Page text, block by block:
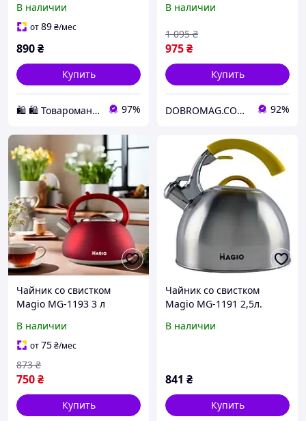
В наличии
от89₴/мес
890₴
Купить
🛍️ 🛍️ Товаромания 🛍️ 🛍️ 97%
В наличии
975₴
1 095 ₴
Купить
DOBROMAG.COM.UA - ДОБРОМАГ 92%
Чайник со свистком
Magio MG-1193 3 л
В наличии
от75₴/мес
750₴
873 ₴
Купить
Чайник со свистком
Magio MG-1191 2,5л.
В наличии
841 ₴
Купить